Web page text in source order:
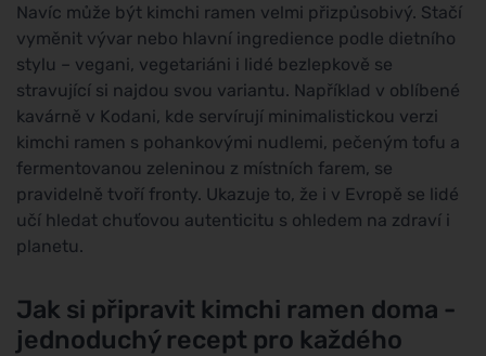
Navíc může být kimchi ramen velmi přizpůsobivý. Stačí
vyměnit vývar nebo hlavní ingredience podle dietního
stylu – vegani, vegetariáni i lidé bezlepkově se
stravující si najdou svou variantu. Například v oblíbené
kavárně v Kodani, kde servírují minimalistickou verzi
kimchi ramen s pohankovými nudlemi, pečeným tofu a
fermentovanou zeleninou z místních farem, se
pravidelně tvoří fronty. Ukazuje to, že i v Evropě se lidé
učí hledat chuťovou autenticitu s ohledem na zdraví i
planetu.
Jak si připravit kimchi ramen doma -
jednoduchý recept pro každého